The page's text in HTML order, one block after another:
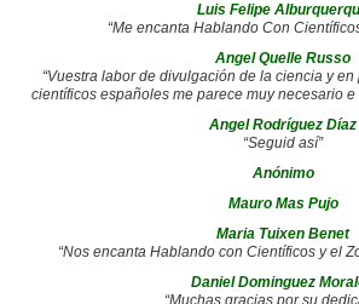
Luis Felipe
“Me encanta Hablando Con
Angel Quelle Russo
“Vuestra labor de divulgación de la ciencia y
científicos españoles me parece muy necesario e
Angel Rodríguez Díaz
“Seguid así”
Anónimo
Mauro Mas Pujo
Maria Tuixen Benet
“Nos encanta Hablando con Científicos y el
Daniel Dominguez
“Muchas gracias por su